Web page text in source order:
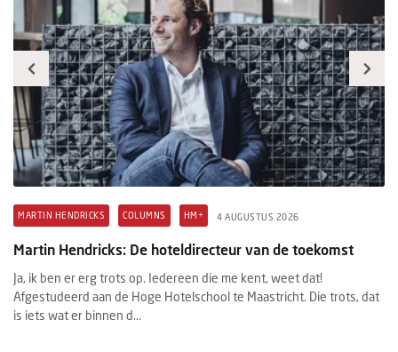
MARTIN HENDRICKS COLUMNS HM+ 4 AUGUSTUS 2026
Martin Hendricks: De hoteldirecteur van de toekomst
Ja, ik ben er erg trots op. Iedereen die me kent, weet dat!
Afgestudeerd aan de Hoge Hotelschool te Maastricht. Die trots, dat
is iets wat er binnen d...